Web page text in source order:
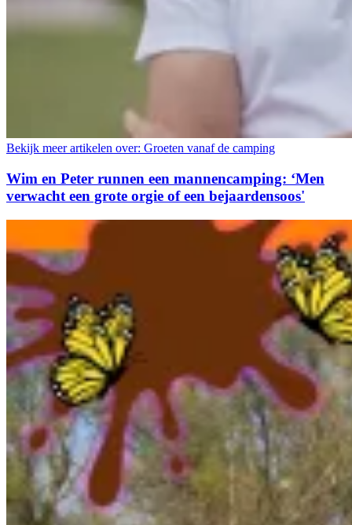
Bekijk meer artikelen over: Groeten vanaf de camping
Wim en Peter runnen een mannencamping: ‘Men
verwacht een grote orgie of een bejaardensoos'